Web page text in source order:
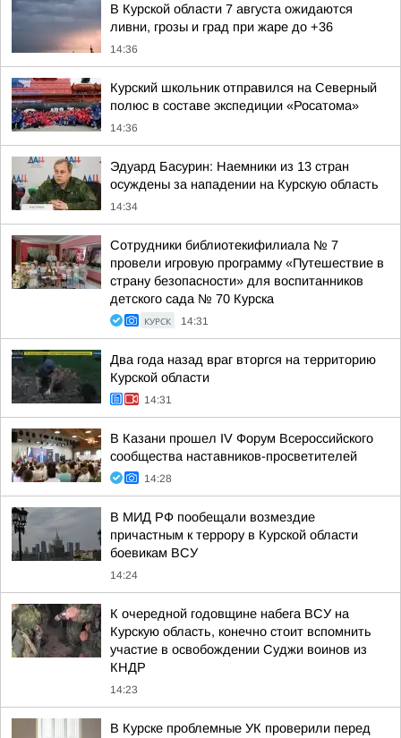
В Курской области 7 августа ожидаются
ливни, грозы и град при жаре до +36
14:36
Курский школьник отправился на Северный
полюс в составе экспедиции «Росатома»
14:36
Эдуард Басурин: Наемники из 13 стран
осуждены за нападении на Курскую область
14:34
Cотрудники библиотекифилиала № 7
провели игровую программу «Путешествие в
страну безопасности» для воспитанников
детского сада № 70 Курска
КУРСК 14:31
Два года назад враг вторгся на территорию
Курской области
14:31
В Казани прошел IV Форум Всероссийского
сообщества наставников-просветителей
14:28
В МИД РФ пообещали возмездие
причастным к террору в Курской области
боевикам ВСУ
14:24
К очередной годовщине набега ВСУ на
Курскую область, конечно стоит вспомнить
участие в освобождении Суджи воинов из
КНДР
14:23
В Курске проблемные УК проверили перед